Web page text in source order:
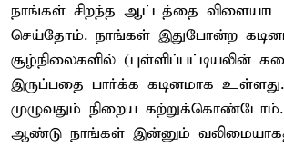
நாங்கள் சிறந்த ஆட்டத்தை விளையாட
செய்தோம். நாங்கள் இதுபோன்ற
சூழ்நிலைகளில் (புள்ளிப்பட்டியலின்
இருப்பதை பார்க்க கடினமாக
முழுவதும் நிறைய
ஆண்டு நாங்கள் இன்னும்